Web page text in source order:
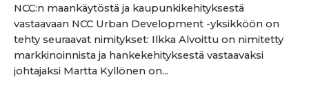
NCC:n maankäytöstä ja kaupunkikehityksestä
vastaavaan NCC Urban Development -yksikköön on
tehty seuraavat nimitykset: Ilkka Alvoittu on nimitetty
markkinoinnista ja hankekehityksestä vastaavaksi
johtajaksi Martta Kyllönen on...